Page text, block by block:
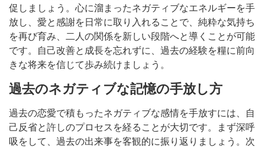
促しましょう。心に溜まったネガティブなエネルギーを手
放し、愛と感謝を日常に取り入れることで、純粋な気持ち
を再び育み、二人の関係を新しい段階へと導くことが可能
です。自己改善と成長を忘れずに、過去の経験を糧に前向
きな将来を信じて歩み続けましょう。
過去のネガティブな記憶の手放し方
過去の恋愛で積もったネガティブな感情を手放すには、自
己反省と許しのプロセスを経ることが大切です。まず深呼
吸をして、過去の出来事を客観的に振り返りましょう。次